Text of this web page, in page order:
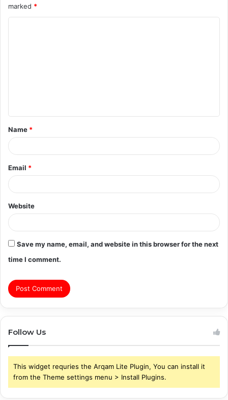
marked *
t
*
Name *
Email *
Website
Save my name, email, and website in this browser for the next
time I comment.
Follow Us
This widget requries the Arqam Lite Plugin, You can install it
from the Theme settings menu > Install Plugins.